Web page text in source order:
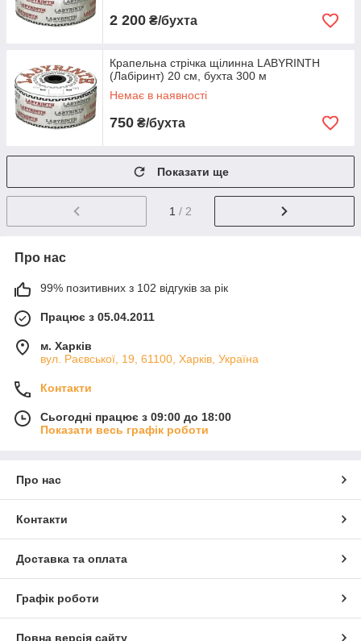
2 200 ₴/бухта
Крапельна стрічка щілинна LABYRINTH
(Лабіринт) 20 см, бухта 300 м
Немає в наявності
750 ₴/бухта
Показати ще
1 / 2
Про нас
99% позитивних з 102 відгуків за рік
Працює з 05.04.2011
м. Харків
вул. Раєвської, 19, 61100, Харків, Україна
Контакти
Сьогодні працює з 09:00 до 18:00
Показати весь графік роботи
Про нас
Контакти
Доставка та оплата
Графік роботи
Повна версія сайту